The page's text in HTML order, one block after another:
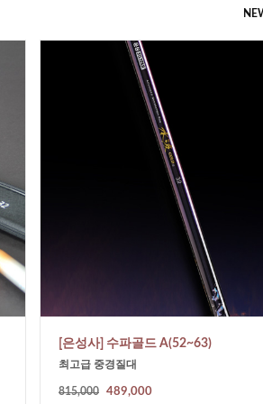
[은성사] 수파골드 A(52~63)
최고급 중경질대
815,000 489,000